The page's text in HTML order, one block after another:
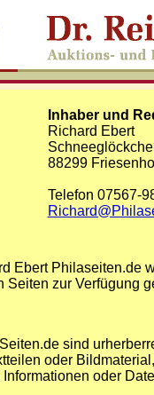
Inhaber und
Richard Ebert
88299
Telefon 07567-
Ebert Philaseiten.de
zur Verfügung
sind
oder
oder